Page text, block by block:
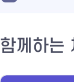
함께하는